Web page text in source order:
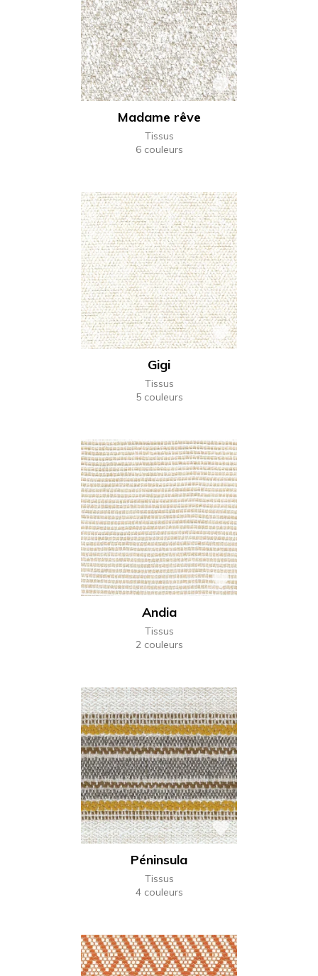
Madame rêve
Tissus
6 couleurs
Gigi
Tissus
5 couleurs
Andia
Tissus
2 couleurs
Péninsula
Tissus
4 couleurs